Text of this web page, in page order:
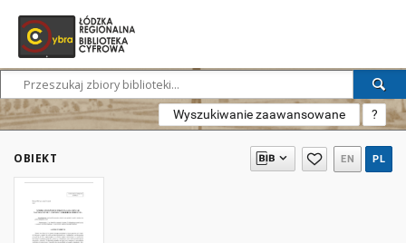
Wyszukiwanie zaawansowane ?
OBIEKT EN PL